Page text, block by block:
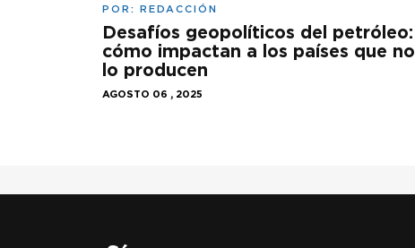
POR: REDACCIÓN
Desafíos geopolíticos del petróleo:
cómo impactan a los países que no
lo producen
AGOSTO 06 , 2025